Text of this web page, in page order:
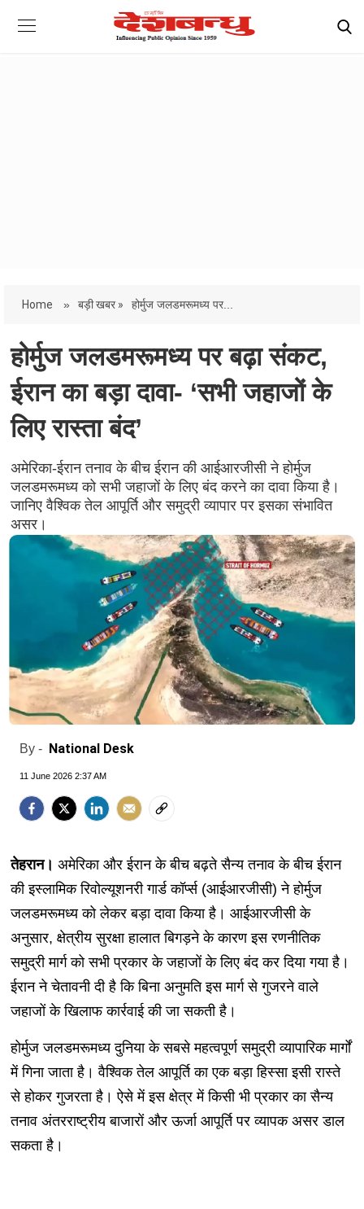
Home » बड़ी खबर » होर्मुज जलडमरूमध्य पर...
होर्मुज जलडमरूमध्य पर बढ़ा संकट,
ईरान का बड़ा दावा- ‘सभी जहाजों के
लिए रास्ता बंद’
अमेरिका-ईरान तनाव के बीच ईरान की आईआरजीसी ने होर्मुज
जलडमरूमध्य को सभी जहाजों के लिए बंद करने का दावा किया है।
जानिए वैश्विक तेल आपूर्ति और समुद्री व्यापार पर इसका संभावित
असर।
By - National Desk
11 June 2026 2:37 AM
तेहरान। अमेरिका और ईरान के बीच बढ़ते सैन्य तनाव के बीच ईरान
की इस्लामिक रिवोल्यूशनरी गार्ड कॉर्प्स (आईआरजीसी) ने होर्मुज
जलडमरूमध्य को लेकर बड़ा दावा किया है। आईआरजीसी के
अनुसार, क्षेत्रीय सुरक्षा हालात बिगड़ने के कारण इस रणनीतिक
समुद्री मार्ग को सभी प्रकार के जहाजों के लिए बंद कर दिया गया है।
ईरान ने चेतावनी दी है कि बिना अनुमति इस मार्ग से गुजरने वाले
जहाजों के खिलाफ कार्रवाई की जा सकती है।
होर्मुज जलडमरूमध्य दुनिया के सबसे महत्वपूर्ण समुद्री व्यापारिक मार्गों
में गिना जाता है। वैश्विक तेल आपूर्ति का एक बड़ा हिस्सा इसी रास्ते
से होकर गुजरता है। ऐसे में इस क्षेत्र में किसी भी प्रकार का सैन्य
तनाव अंतरराष्ट्रीय बाजारों और ऊर्जा आपूर्ति पर व्यापक असर डाल
सकता है।